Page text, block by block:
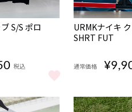
S/S ポロ
税込
S/S ポロ FUTBOL をもっと見る
NEW
URMKナイキ
SHRT FUT
通常価格
URMKナイキ